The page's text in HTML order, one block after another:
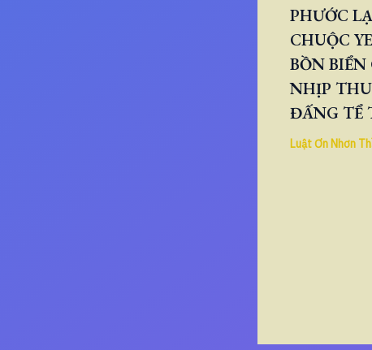
PHƯỚC
CHUỘC
BỒN BIỂN
NHỊP
ĐẤNG TỂ
Luật Ơn Nhơn